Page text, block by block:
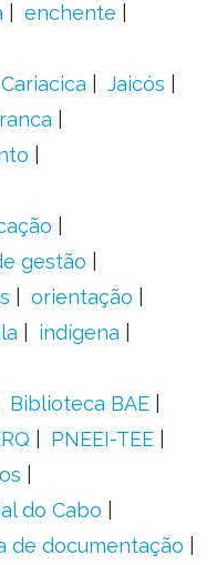
enchente
Cariacica
Jaicós
gestão
orientação
indígena
Biblioteca BAE
PNEEI-TEE
do Cabo
de documentação